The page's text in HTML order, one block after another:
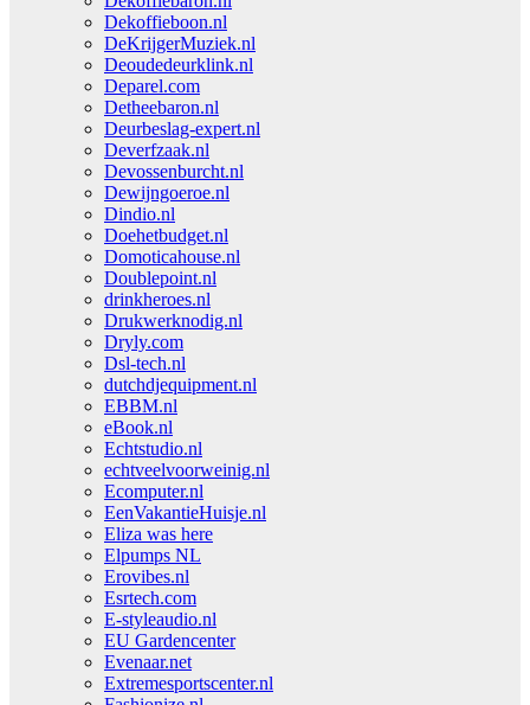
Dekoffieboon.nl
DeKrijgerMuziek.nl
Deoudedeurklink.nl
Deparel.com
Detheebaron.nl
Deurbeslag-expert.nl
Deverfzaak.nl
Devossenburcht.nl
Dewijngoeroe.nl
Dindio.nl
Doehetbudget.nl
Domoticahouse.nl
Doublepoint.nl
drinkheroes.nl
Drukwerknodig.nl
Dryly.com
Dsl-tech.nl
dutchdjequipment.nl
EBBM.nl
eBook.nl
Echtstudio.nl
echtveelvoorweinig.nl
Ecomputer.nl
EenVakantieHuisje.nl
Eliza was here
Elpumps NL
Erovibes.nl
Esrtech.com
E-styleaudio.nl
EU Gardencenter
Evenaar.net
Extremesportscenter.nl